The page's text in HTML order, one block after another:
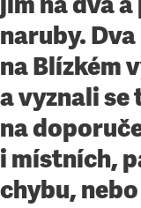
naruby.
na Blízkém
a vyznali
na
i místních,
chybu,